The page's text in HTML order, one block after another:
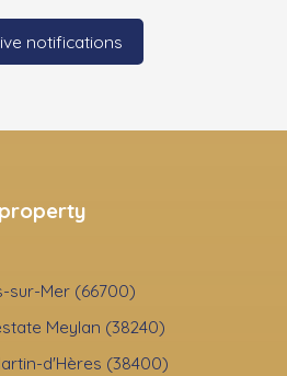
notifications
sur-Mer (66700)
Meylan (38240)
d'Hères (38400)